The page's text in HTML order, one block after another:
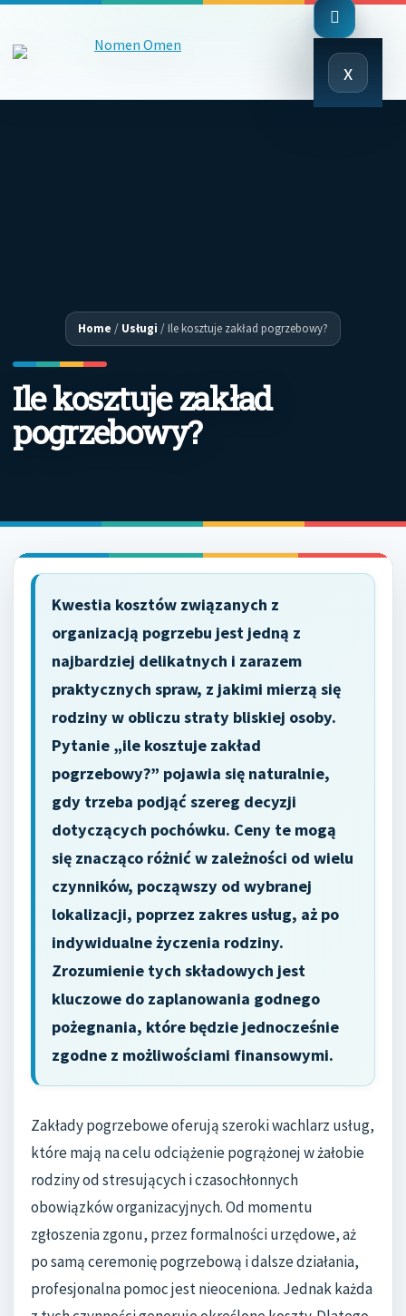
x
Close
Menu
Home / Usługi /Ile kosztuje zakład pogrzebowy?
Ile kosztuje zakład
pogrzebowy?
Kwestia kosztów związanych z
organizacją pogrzebu jest jedną z
najbardziej delikatnych i zarazem
praktycznych spraw, z jakimi mierzą się
rodziny w obliczu straty bliskiej osoby.
Pytanie „ile kosztuje zakład
pogrzebowy?” pojawia się naturalnie,
gdy trzeba podjąć szereg decyzji
dotyczących pochówku. Ceny te mogą
się znacząco różnić w zależności od wielu
czynników, począwszy od wybranej
lokalizacji, poprzez zakres usług, aż po
indywidualne życzenia rodziny.
Zrozumienie tych składowych jest
kluczowe do zaplanowania godnego
pożegnania, które będzie jednocześnie
zgodne z możliwościami finansowymi.
Zakłady pogrzebowe oferują szeroki wachlarz usług,
które mają na celu odciążenie pogrążonej w żałobie
rodziny od stresujących i czasochłonnych
obowiązków organizacyjnych. Od momentu
zgłoszenia zgonu, przez formalności urzędowe, aż
po samą ceremonię pogrzebową i dalsze działania,
profesjonalna pomoc jest nieoceniona. Jednak każda